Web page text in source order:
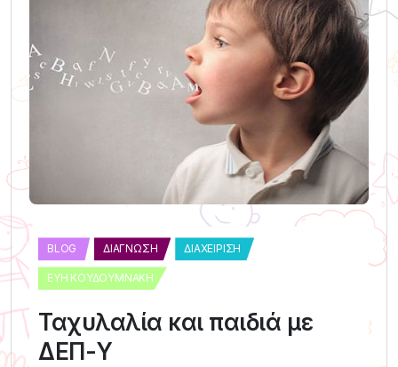
BLOG ΔΙΆΓΝΩΣΗ ΔΙΑΧΕΊΡΙΣΗ
ΕΎΗ ΚΟΥΔΟΥΜΝΆΚΗ
Ταχυλαλία και παιδιά με
ΔΕΠ-Υ